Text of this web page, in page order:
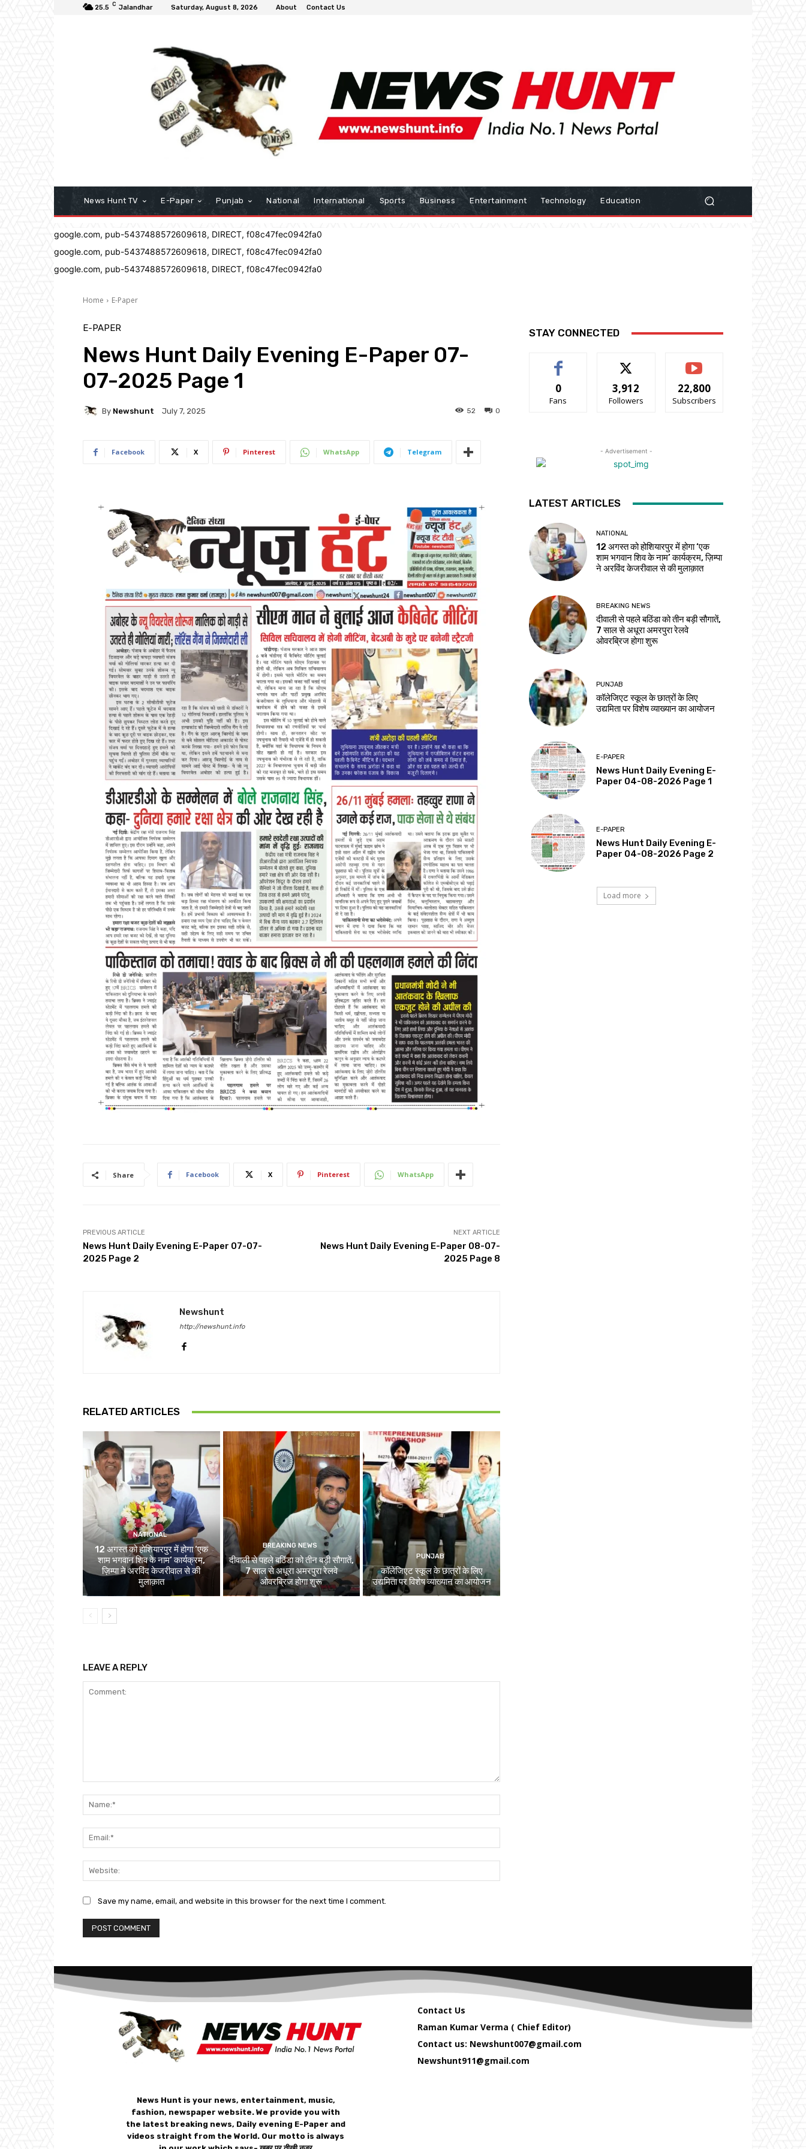
25.5 C Jalandhar Saturday, August 8, 2026 About Contact Us
News Hunt TV E-Paper Punjab National International Sports Business Entertainment Technology Education
google.com, pub-5437488572609618, DIRECT, f08c47fec0942fa0
google.com, pub-5437488572609618, DIRECT, f08c47fec0942fa0
google.com, pub-5437488572609618, DIRECT, f08c47fec0942fa0
Home E-Paper
E-PAPER
News Hunt Daily Evening E-Paper 07-
07-2025 Page 1
By Newshunt July 7, 2025 0
52
Facebook X Pinterest WhatsApp Telegram
Share Facebook X Pinterest WhatsApp
PREVIOUS ARTICLE
News Hunt Daily Evening E-Paper 07-07-
2025 Page 2
NEXT ARTICLE
News Hunt Daily Evening E-Paper 08-07-
2025 Page 8
Newshunt
http://newshunt.info
RELATED ARTICLES
NATIONAL
12 अगस्त को होशियारपुर में होगा ‘एक
शाम भगवान शिव के नाम’ कार्यक्रम,
ज़िम्पा ने अरविंद केजरीवाल से की
मुलाक़ात
BREAKING NEWS
दीवाली से पहले बठिंडा को तीन बड़ी सौगातें,
7 साल से अधूरा अमरपुरा रेलवे
ओवरब्रिज होगा शुरू
PUNJAB
कॉलेजिएट स्कूल के छात्रों के लिए
उद्यमिता पर विशेष व्याख्यान का आयोजन
LEAVE A REPLY
Save my name, email, and website in this browser for the next time I comment.
STAY CONNECTED
0
Fans
3,912
Followers
22,800
Subscribers
- Advertisement -
LATEST ARTICLES
NATIONAL
12 अगस्त को होशियारपुर में होगा ‘एक
शाम भगवान शिव के नाम’ कार्यक्रम, ज़िम्पा
ने अरविंद केजरीवाल से की मुलाक़ात
BREAKING NEWS
दीवाली से पहले बठिंडा को तीन बड़ी सौगातें,
7 साल से अधूरा अमरपुरा रेलवे
ओवरब्रिज होगा शुरू
PUNJAB
कॉलेजिएट स्कूल के छात्रों के लिए
उद्यमिता पर विशेष व्याख्यान का आयोजन
E-PAPER
News Hunt Daily Evening E-
Paper 04-08-2026 Page 1
E-PAPER
News Hunt Daily Evening E-
Paper 04-08-2026 Page 2
Load more
News Hunt is your news, entertainment, music,
fashion, newspaper website. We provide you with
the latest breaking news, Daily evening E-Paper and
videos straight from the World. Our motto is always
Contact Us
Raman Kumar Verma ( Chief Editor)
Contact us: Newshunt007@gmail.com
Newshunt911@gmail.com